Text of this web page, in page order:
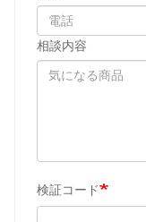
相談内容
検証コード